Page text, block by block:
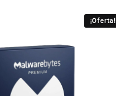
¡Oferta!